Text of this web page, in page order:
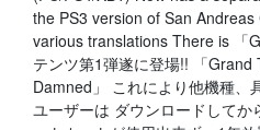
the PS3 version of San
various translations There is 「
テンツ第1弾遂に登場!! 「
Damned」 これにより他機種、
ユーザーは ダウンロードしてか